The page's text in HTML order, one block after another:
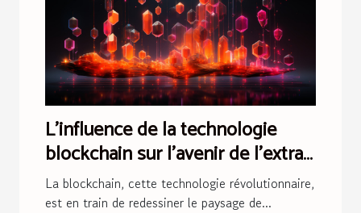
L'influence de la technologie
blockchain sur l'avenir de l'extrait
Kbis
La blockchain, cette technologie révolutionnaire,
est en train de redessiner le paysage de...